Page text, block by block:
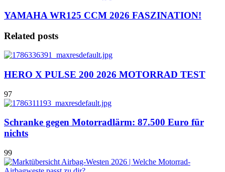
YAMAHA WR125 CCM 2026 FASZINATION!
Related posts
HERO X PULSE 200 2026 MOTORRAD TEST
97
Schranke gegen Motorradlärm: 87.500 Euro für
nichts
99